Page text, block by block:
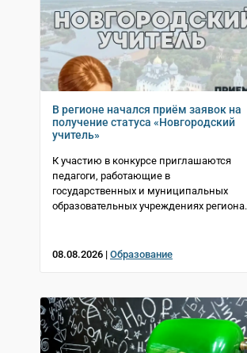
В регионе начался приём заявок на
получение статуса «Новгородский
учитель»
К участию в конкурсе приглашаются
педагоги, работающие в
государственных и муниципальных
образовательных учреждениях региона.
08.08.2026 | Образование